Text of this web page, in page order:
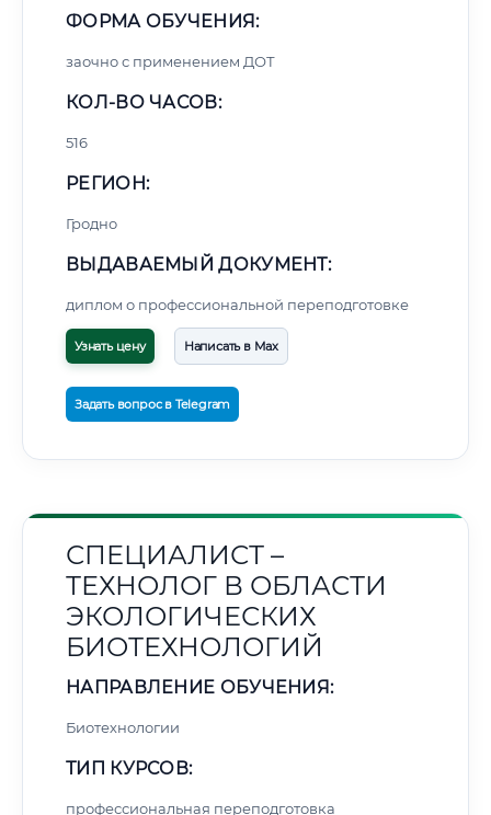
ФОРМА ОБУЧЕНИЯ:
заочно с применением ДОТ
КОЛ-ВО ЧАСОВ:
516
РЕГИОН:
Гродно
ВЫДАВАЕМЫЙ ДОКУМЕНТ:
диплом о профессиональной переподготовке
Узнать цену Написать в Max
Задать вопрос в Telegram
СПЕЦИАЛИСТ –
ТЕХНОЛОГ В ОБЛАСТИ
ЭКОЛОГИЧЕСКИХ
БИОТЕХНОЛОГИЙ
НАПРАВЛЕНИЕ ОБУЧЕНИЯ:
Биотехнологии
ТИП КУРСОВ:
профессиональная переподготовка